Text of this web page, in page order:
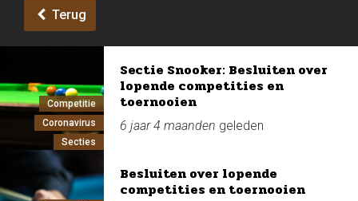
Terug
Competitie
Coronavirus
Secties
Sectie Snooker: Besluiten over
lopende competities en
toernooien
6 jaar 4 maanden geleden
Besluiten over lopende
competities en toernooien